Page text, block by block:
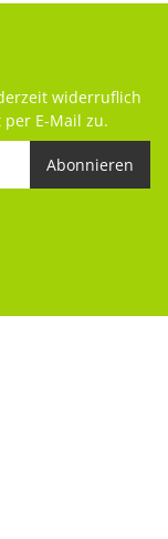
widerruflich
E-Mail zu.
Abonnieren